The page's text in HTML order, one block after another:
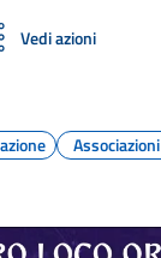
Vedi azioni
Associazioni